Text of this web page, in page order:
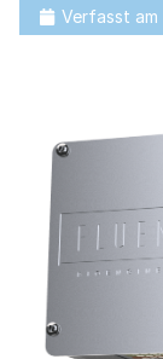
Verfasst am